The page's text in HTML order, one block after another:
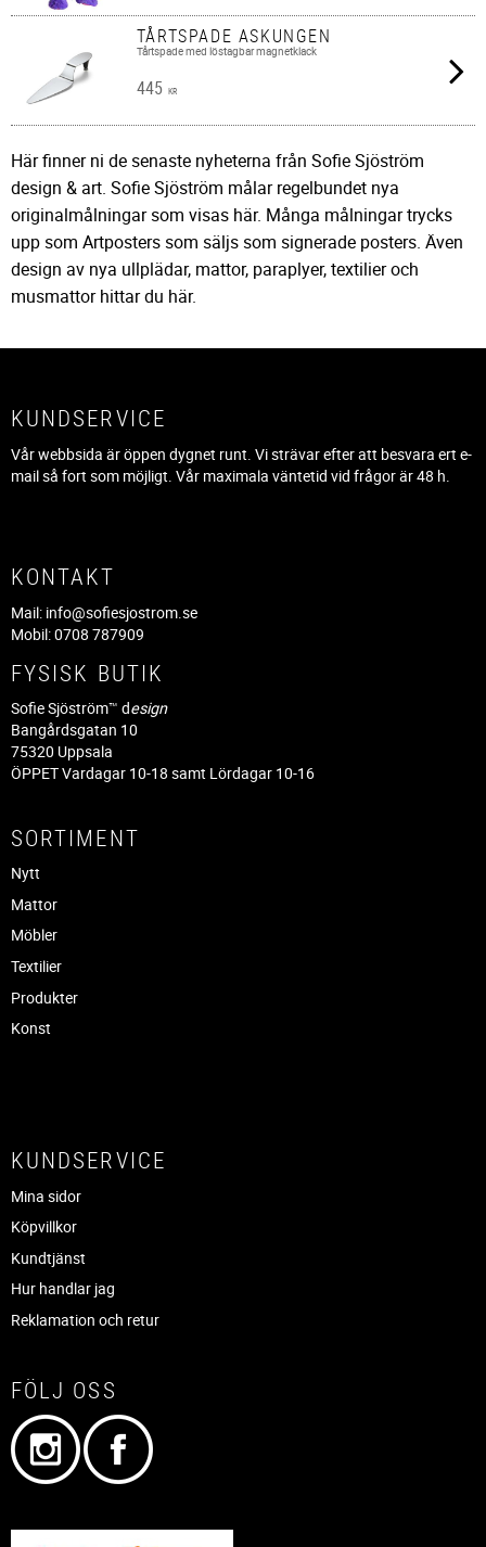
TÅRTSPADE ASKUNGEN
Tårtspade med löstagbar magnetklack
445 KR
Här finner ni de senaste nyheterna från Sofie Sjöström
design & art. Sofie Sjöström målar regelbundet nya
originalmålningar som visas här. Många målningar trycks
upp som Artposters som säljs som signerade posters. Även
design av nya ullplädar, mattor, paraplyer, textilier och
musmattor hittar du här.
KUNDSERVICE
Vår webbsida är öppen dygnet runt. Vi strävar efter att besvara ert e-
mail så fort som möjligt. Vår maximala väntetid vid frågor är 48 h.
KONTAKT
Mail: info@sofiesjostrom.se
Mobil: 0708 787909
FYSISK BUTIK
Sofie Sjöström™ design
Bangårdsgatan 10
75320 Uppsala
ÖPPET Vardagar 10-18 samt Lördagar 10-16
SORTIMENT
Nytt
Mattor
Möbler
Textilier
Produkter
Konst
KUNDSERVICE
Mina sidor
Köpvillkor
Kundtjänst
Hur handlar jag
Reklamation och retur
FÖLJ OSS